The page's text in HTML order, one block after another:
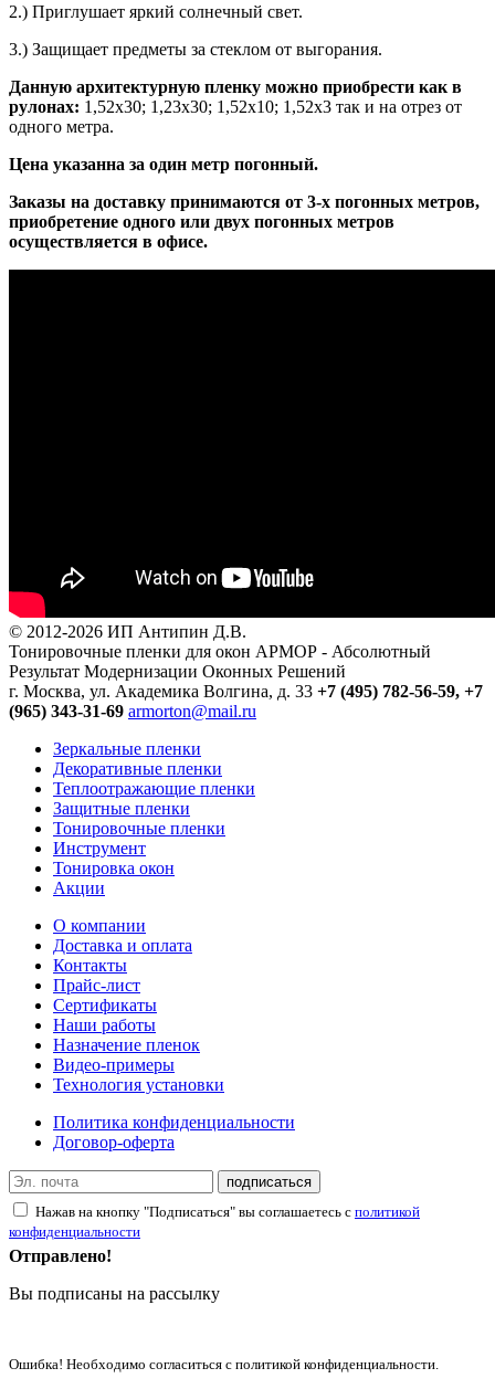
2.) Приглушает яркий солнечный свет.
3.) Защищает предметы за стеклом от выгорания.
Данную архитектурную пленку можно приобрести как в
рулонах: 1,52х30; 1,23х30; 1,52х10; 1,52x3 так и на отрез от
одного метра.
Цена указанна за один метр погонный.
Заказы на доставку принимаются от 3-х погонных метров,
приобретение одного или двух погонных метров
осуществляется в офисе.
© 2012-2026 ИП Антипин Д.В.
Тонировочные пленки для окон АРМОР - Абсолютный
Результат Модернизации Оконных Решений
г. Москва, ул. Академика Волгина, д. 33 +7 (495) 782-56-59, +7
(965) 343-31-69 armorton@mail.ru
Зеркальные пленки
Декоративные пленки
Теплоотражающие пленки
Защитные пленки
Тонировочные пленки
Инструмент
Тонировка окон
Акции
О компании
Доставка и оплата
Контакты
Прайс-лист
Сертификаты
Наши работы
Назначение пленок
Видео-примеры
Технология установки
Политика конфиденциальности
Договор-оферта
подписаться
Нажав на кнопку "Подписаться" вы соглашаетесь с политикой
конфиденциальности
Отправлено!
Вы подписаны на рассылку
Ошибка! Необходимо согласиться с политикой конфиденциальности.